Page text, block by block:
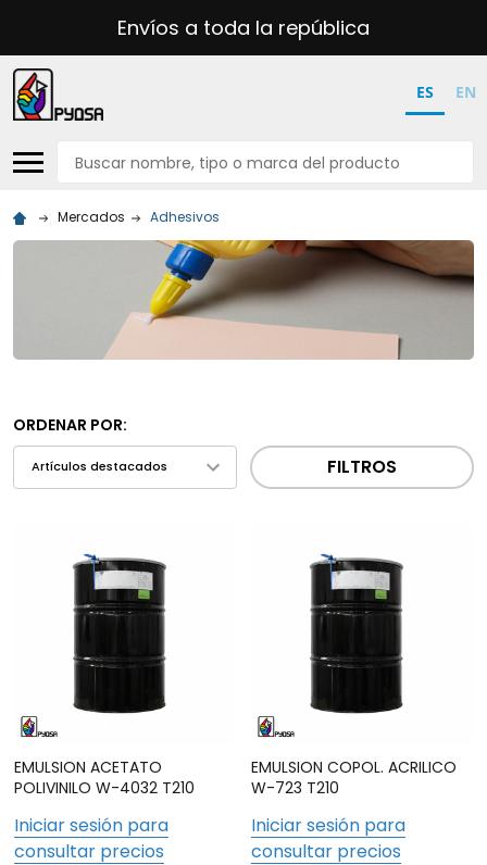
Envíos a toda la república
ES EN
Buscar
Mercados Adhesivos
ORDENAR POR:
FILTROS
EMULSION ACETATO
POLIVINILO W-4032 T210
Iniciar sesión para
consultar precios
EMULSION COPOL. ACRILICO
W-723 T210
Iniciar sesión para
consultar precios